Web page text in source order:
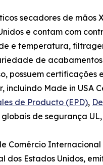
secadores de mãos
e contam com
e temperatura,
de
possuem
incluindo Made in USA
de Producto (EPD),
de segurança UL,
Comércio Internacional
Estados Unidos,